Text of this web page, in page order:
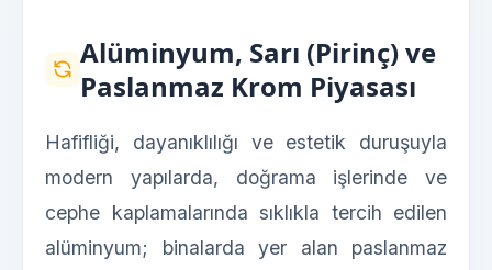
Alüminyum, Sarı (Pirinç) ve
Paslanmaz Krom Piyasası
Hafifliği, dayanıklılığı ve estetik duruşuyla
modern yapılarda, doğrama işlerinde ve
cephe kaplamalarında sıklıkla tercih edilen
alüminyum; binalarda yer alan paslanmaz